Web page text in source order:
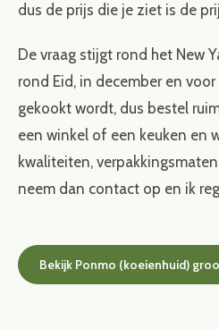
dus de prijs die je ziet is de
De vraag stijgt rond het New
rond Eid, in december en
gekookt wordt, dus bestel
een winkel of een keuken en
kwaliteiten,
neem dan contact op en ik
Bekijk Ponmo (koeienhuid)